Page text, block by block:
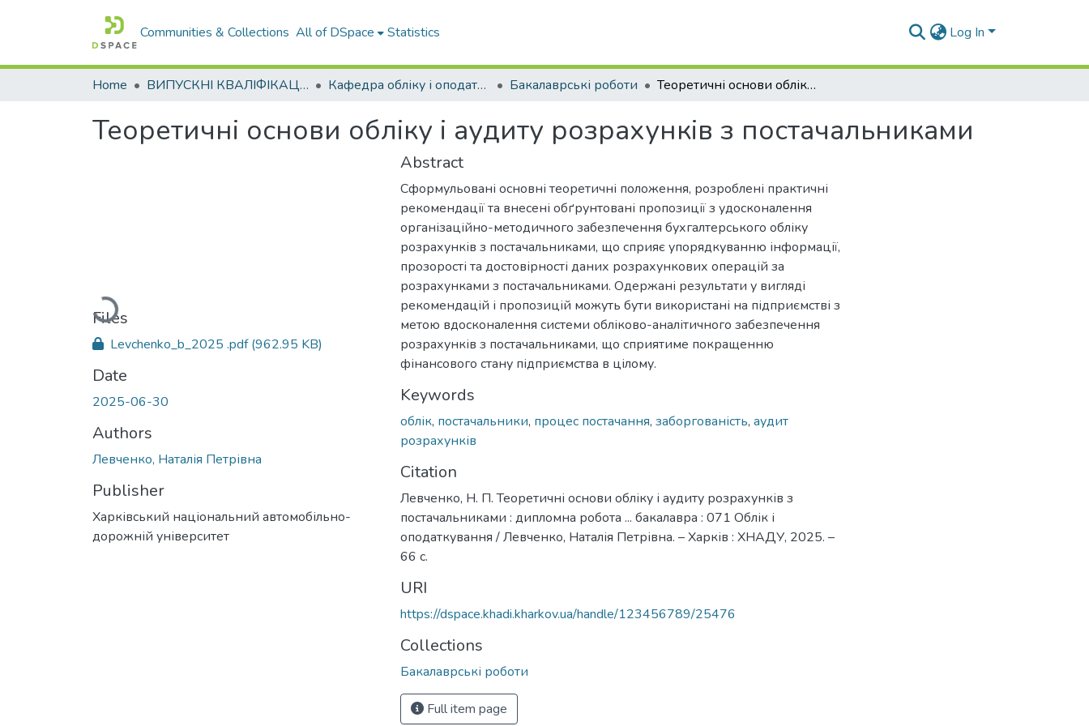
Communities & Collections All of DSpace Statistics Log In
Home ВИПУСКНІ КВАЛІФІКАЦІЙНІ РОБОТИ Кафедра обліку і оподаткування Бакалаврські роботи Теоретичні основи обліку і аудиту розрахунків з постачальниками
Теоретичні основи обліку і аудиту розрахунків з постачальниками
Loading...
Files
Levchenko_b_2025 .pdf(962.95 KB)
Date
2025-06-30
Authors
Левченко, Наталія Петрівна
Publisher
Харківський національний автомобільно-
дорожній університет
Abstract
Сформульовані основні теоретичні положення, розроблені практичні
рекомендації та внесені обґрунтовані пропозиції з удосконалення
організаційно-методичного забезпечення бухгалтерського обліку
розрахунків з постачальниками, що сприяє упорядкуванню інформації,
прозорості та достовірності даних розрахункових операцій за
розрахунками з постачальниками. Одержані результати у вигляді
рекомендацій і пропозицій можуть бути використані на підприємстві з
метою вдосконалення системи обліково-аналітичного забезпечення
розрахунків з постачальниками, що сприятиме покращенню
фінансового стану підприємства в цілому.
Keywords
облік, постачальники, процес постачання, заборгованість, аудит
розрахунків
Citation
Левченко, Н. П. Теоретичні основи обліку і аудиту розрахунків з
постачальниками : дипломна робота ... бакалавра : 071 Облік і
оподаткування / Левченко, Наталія Петрівна. – Харків : ХНАДУ, 2025. –
66 с.
URI
https://dspace.khadi.kharkov.ua/handle/123456789/25476
Collections
Бакалаврські роботи
Full item page